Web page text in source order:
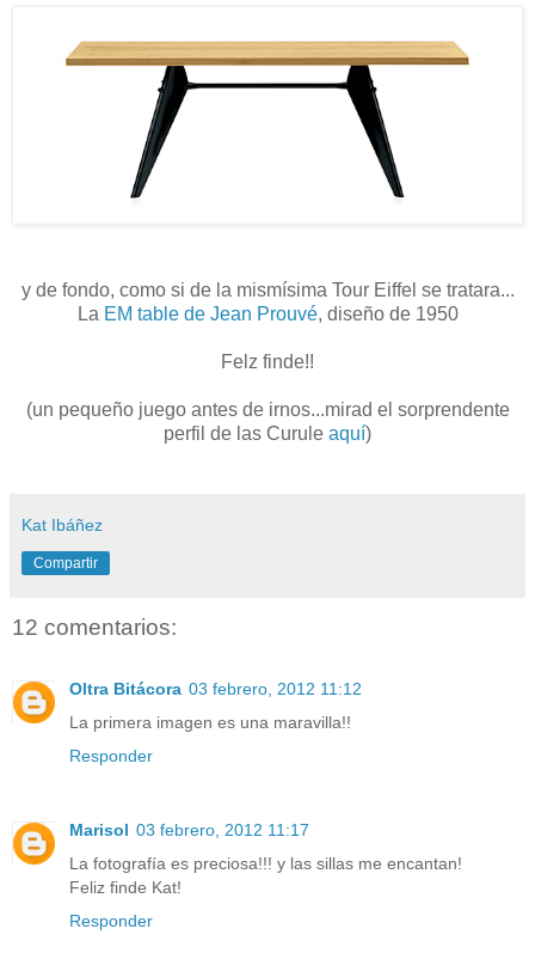
y de fondo, como si de la mismísima Tour Eiffel se tratara...
La EM table de Jean Prouvé, diseño de 1950
Felz finde!!
(un pequeño juego antes de irnos...mirad el sorprendente
perfil de las Curule aquí)
Kat Ibáñez
Compartir
12 comentarios:
Oltra Bitácora 03 febrero, 2012 11:12
La primera imagen es una maravilla!!
Responder
Marisol 03 febrero, 2012 11:17
La fotografía es preciosa!!! y las sillas me encantan!
Feliz finde Kat!
Responder